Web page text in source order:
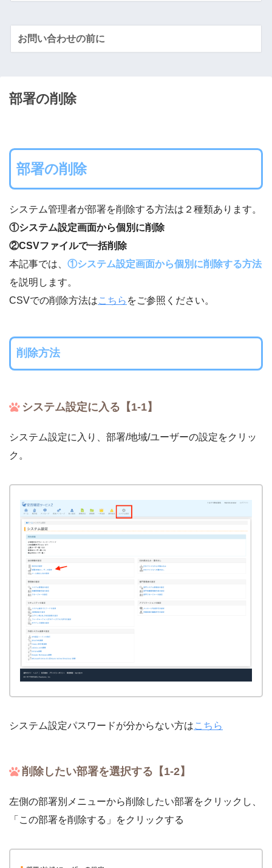
お問い合わせの前に
部署の削除
部署の削除
システム管理者が部署を削除する方法は２種類あります。
①システム設定画面から個別に削除
②CSVファイルで一括削除
本記事では、 ①システム設定画面から個別に削除する方法
を説明します。
CSVでの削除方法はこちら をご参照ください。
削除方法
システム設定に入る【1-1】
システム設定に入り、部署/地域/ユーザーの設定をクリッ
ク。
システム設定パスワードが分からない方はこちら
削除したい部署を選択する【1-2】
左側の部署別メニューから削除したい部署をクリックし、
「この部署を削除する」をクリックする